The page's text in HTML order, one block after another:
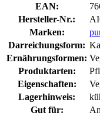
EAN:
Hersteller-Nr.:
Marken:
Darreichungsform:
Ernährungsformen:
Produktarten:
Eigenschaften:
Lagerhinweis:
Gut für: